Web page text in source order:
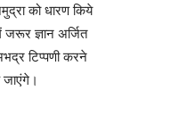
को धारण किये
ज्ञान अर्जित
टिप्पणी करने